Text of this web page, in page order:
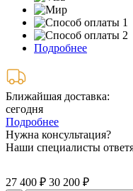
Подробнее
Ближайшая доставка:
сегодня
Подробнее
Нужна консультация?
Наши специалисты
27 400 ₽ 30 200 ₽